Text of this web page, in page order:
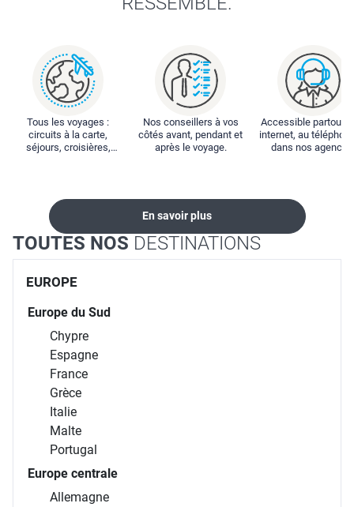
Tous les voyages :
circuits à la carte,
séjours, croisières,
Nos conseillers à vos
côtés avant, pendant et
après le voyage.
Accessible partout :
internet, au
dans nos
En savoir plus
TOUTES NOS DESTINATIONS
EUROPE
Europe du Sud
Chypre
Espagne
France
Grèce
Italie
Malte
Portugal
Europe centrale
Allemagne